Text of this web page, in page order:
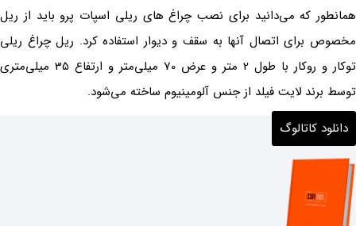
همانطور که می‌دانید برای نصب چراغ های ریلی اسپات پرو باید از ریل
مخصوص برای اتصال آنها به سقف و دیوار استفاده کرد. ریل چراغ ریلی
توکار و روکار با طول 2 متر و عرض 70 میلی‌متر و ارتفاع 35 میلی‌متری
توسط برند لایت فیلد از جنس آلومینیوم ساخته می‌شود.
دانلود کاتالوگ